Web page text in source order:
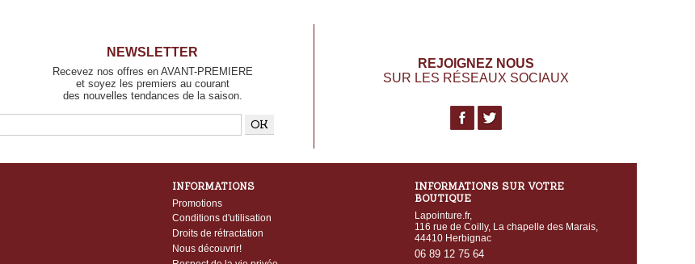
NEWSLETTER
Recevez nos offres en AVANT-PREMIERE
et soyez les premiers au courant
des nouvelles tendances de la saison.
REJOIGNEZ NOUS
SUR LES RÉSEAUX SOCIAUX
INFORMATIONS
Promotions
Conditions d'utilisation
Droits de rétractation
Nous découvrir!
INFORMATIONS SUR VOTRE
BOUTIQUE
Lapointure.fr,
116 rue de Coilly, La chapelle des Marais,
44410 Herbignac
06 89 12 75 64